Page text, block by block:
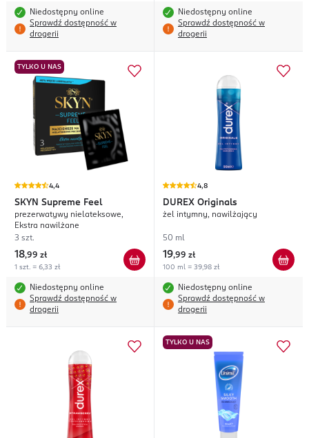
Niedostępny online
Sprawdź dostępność w
drogerii
Niedostępny online
Sprawdź dostępność w
drogerii
TYLKO U NAS
4,4
SKYN Supreme Feel
prezerwatywy nielateksowe,
Ekstra nawilżane
3 szt.
18,99 zł
1 szt. = 6,33 zł
Niedostępny online
Sprawdź dostępność w
drogerii
4,8
DUREX Originals
żel intymny, nawilżający
50 ml
19,99 zł
100 ml = 39,98 zł
Niedostępny online
Sprawdź dostępność w
drogerii
TYLKO U NAS